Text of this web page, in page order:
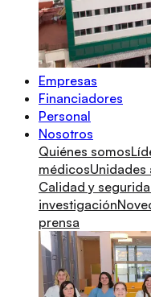
Empresas
Financiadores
Personal
Nosotros
Quiénes somos
médicosUnidades
Calidad y
investigación
prensa